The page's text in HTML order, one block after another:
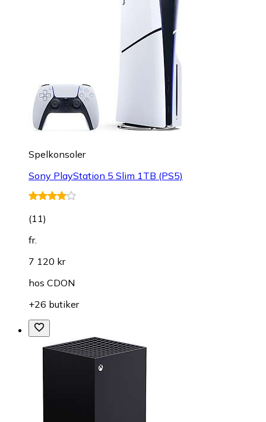
Spelkonsoler
Sony PlayStation 5 Slim 1TB (PS5)
(11)
fr.
7 120 kr
hos CDON
+26 butiker